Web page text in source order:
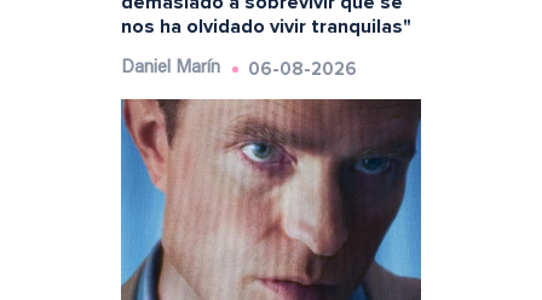
nos ha olvidado vivir tranquilas"
Daniel Marín 06-08-2026